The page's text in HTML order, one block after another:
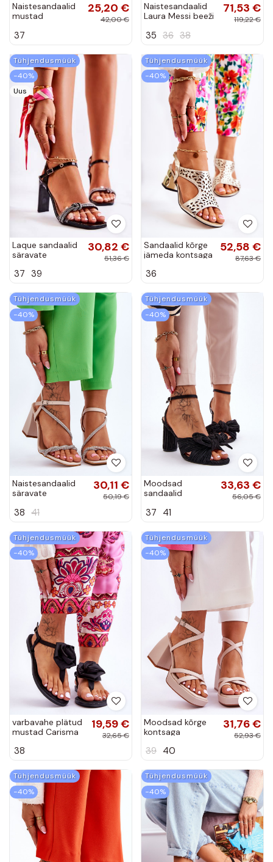
Naistesandaalid
mustad
25,20 €
42,00 €
37
Naistesandaalid
Laura Messi beeži
71,53 €
119,22 €
35 36 38
Tühjendusmüük
−40%
Uus
Laque sandaalid
säravate
mustad
30,82 €
51,36 €
37 39
Tühjendusmüük
−40%
Sandaalid kõrge
jämeda kontsaga
Salvio
52,58 €
87,63 €
36
Tühjendusmüük
−40%
Naistesandaalid
säravate
jämeda kontsaga
Carlotta
30,11 €
50,19 €
38 41
Tühjendusmüük
−40%
Moodsad
sandaalid
jämeda kontsaga
33,63 €
56,05 €
37 41
Tühjendusmüük
−40%
varbavahe plätud
mustad Carisma
19,59 €
32,65 €
38
Tühjendusmüük
−40%
Moodsad kõrge
kontsaga
värvi Secret Rose
31,76 €
52,93 €
39 40
Tühjendusmüük
−40%
Tühjendusmüük
−40%